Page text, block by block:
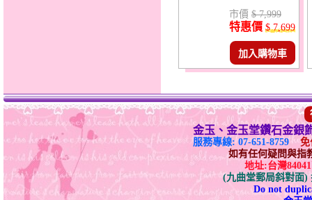
市價 $ 7,999
特惠價 $ 7,699
加入購物車
金玉、金玉堂鑽石金銀
服務專線: 07-651-8759
免
如有任何疑問與指
地址:台灣
(九曲堂郵局斜對面)
Do not